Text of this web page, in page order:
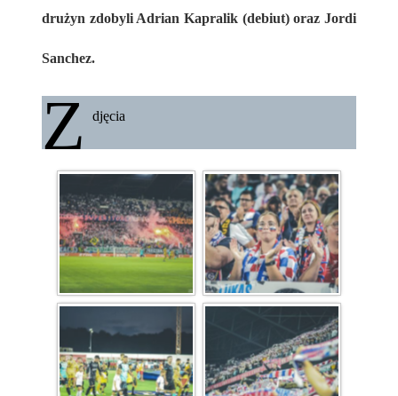
drużyn zdobyli Adrian Kapralik (debiut) oraz Jordi
Sanchez.
Z djęcia